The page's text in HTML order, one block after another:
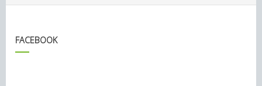
FACEBOOK